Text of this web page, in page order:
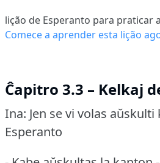
lição de Esperanto para praticar
Comece a aprender esta lição
Ĉapitro 3.3 – Kelkaj
Ina: Jen se vi volas aŭskulti
Esperanto